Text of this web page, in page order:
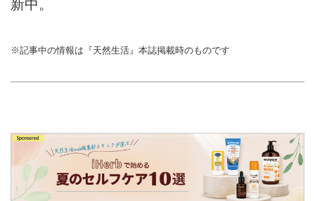
新中。
※記事中の情報は『天然生活』本誌掲載時のものです